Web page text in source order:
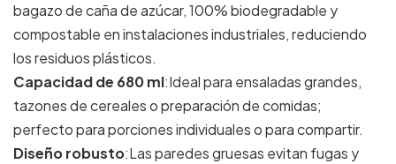
bagazo de caña de azúcar, 100% biodegradable y
compostable en instalaciones industriales, reduciendo
los residuos plásticos.
Capacidad de 680 ml:Ideal para ensaladas grandes,
tazones de cereales o preparación de comidas;
perfecto para porciones individuales o para compartir.
Diseño robusto:Las paredes gruesas evitan fugas y